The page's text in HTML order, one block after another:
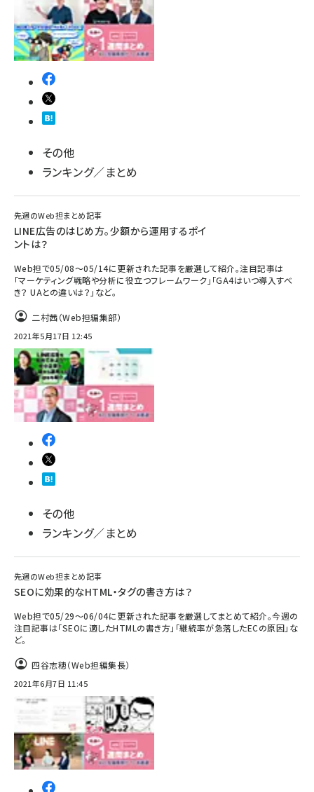
その他
ランキング／まとめ
先週のWeb担まとめ記事
LINE広告のはじめ方。少額から運用するポイ
ントは？
Web担で05/08～05/14に更新された記事を厳選して紹介。注目記事は
「マーケティング戦略や分析に役立つフレームワーク」「GA4はいつ導入すべ
き？ UAとの違いは？」など。
二村茜（Web担編集部）
2021年5月17日 12:45
その他
ランキング／まとめ
先週のWeb担まとめ記事
SEOに効果的なHTML・タグの書き方は？
Web担で05/29～06/04に更新された記事を厳選してまとめて紹介。今週の
注目記事は「SEOに適したHTMLの書き方」「継続率が急落したECの原因」な
ど。
四谷志穂（Web担編集長）
2021年6月7日 11:45